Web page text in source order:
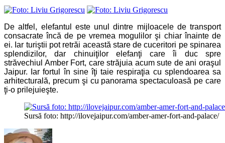
De altfel, elefantul este unul dintre mijloacele de transport
consacrate încă de pe vremea mogulilor şi chiar înainte de
ei. Iar turiştii pot retrăi această stare de cuceritori pe spinarea
splendizilor, dar chinuiţilor elefanţi care îi duc spre
străvechiul Amber Fort, care străjuia acum sute de ani oraşul
Jaipur. Iar fortul în sine îţi taie respiraţia cu splendoarea sa
arhitecturală, precum şi cu panorama spectaculoasă pe care
ţi-o prilejuieşte.
Sursă foto: http://ilovejaipur.com/amber-amer-fort-and-palace/